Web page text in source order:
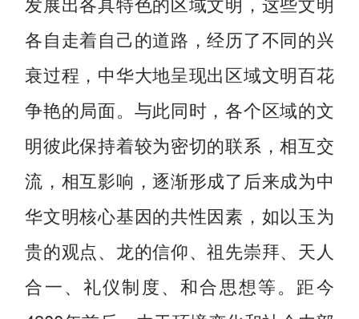
各自走着自己的道路，经历了不同的兴
衰过程，中华大地呈现出区域文明百花
争艳的局面。与此同时，各个区域的文
明彼此保持着较为密切的联系，相互交
流，相互影响，逐渐形成了后来成为中
华文明核心基因的共性因素，如以玉为
贵的观点、龙的信仰、祖先崇拜、天人
合一、礼仪制度、和合思想等。距今